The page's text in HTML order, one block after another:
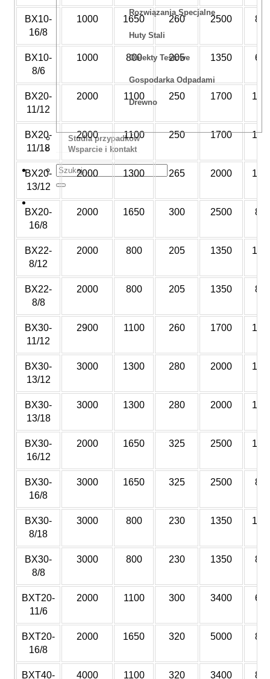
Rozwiązania Specjalne
Huty Stali
Obiekty Testowe
Gospodarka Odpadami
Drewno
Studia przypadków
Wsparcie i kontakt
Wycena
BX10-
16/8
1000 1650 260 2500
BX10-
8/6
1000 800 205 1350
BX20-
11/12
2000 1100 250 1700
BX20-
11/18
2000 1100 250 1700
BX20-
13/12
2000 1300 265 2000
BX20-
16/8
2000 1650 300 2500
BX22-
8/12
2000 800 205 1350
BX22-
8/8
2000 800 205 1350
BX30-
11/12
2900 1100 260 1700
BX30-
13/12
3000 1300 280 2000
BX30-
13/18
3000 1300 280 2000
BX30-
16/12
2000 1650 325 2500
BX30-
16/8
3000 1650 325 2500
BX30-
8/18
3000 800 230 1350
BX30-
8/8
3000 800 230 1350
BXT20-
11/6
2000 1100 300 3400
BXT20-
16/8
2000 1650 320 5000
BXT40- 4000 1100 320 3400